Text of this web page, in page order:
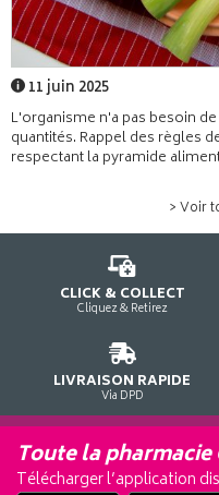
11 juin 2025
L'organisme n'a pas besoin
quantités. Rappel des règles
respectant la pyramide
> Voir
CLICK & COLLECT
Cliquez & Retirez
LIVRAISON RAPIDE
Via DPD
Toute la
Télécharger l’application